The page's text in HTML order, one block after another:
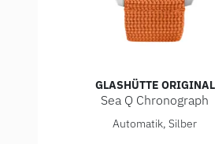
GLASHÜTTE ORIGINAL
Sea Q Chronograph
Glashütte Original Sea Q
Automatik, Silber